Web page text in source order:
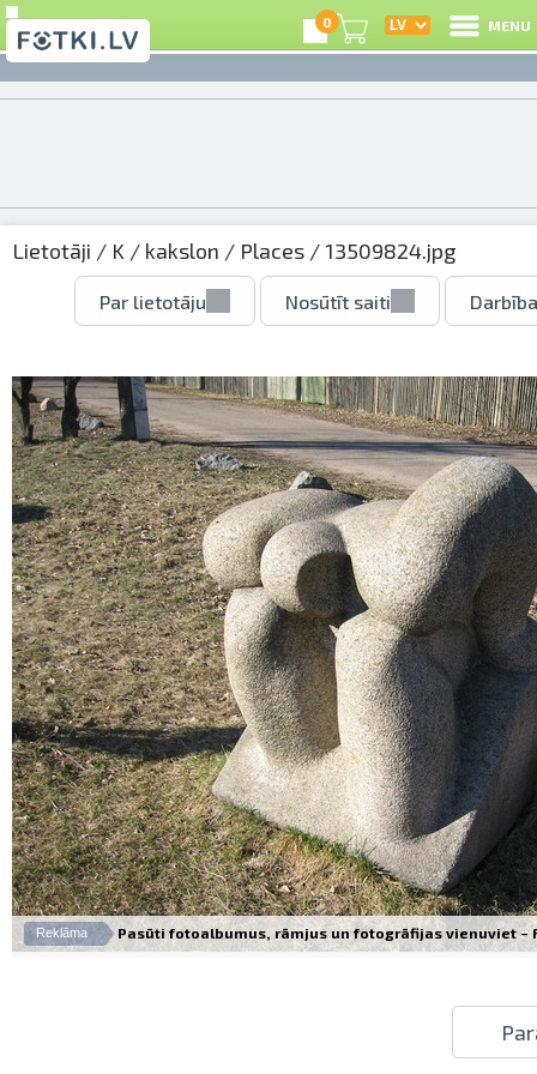
0 MENU
Lietotāji / K / kakslon / Places / 13509824.jpg
Par lietotāju Nosūtīt saiti
Reklāma Pasūti fotoalbumus, rāmjus un fotogrāfijas vienuviet –